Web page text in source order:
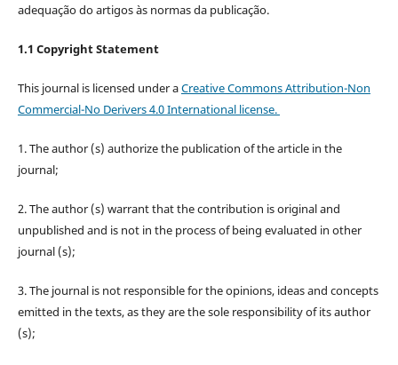
adequação do artigos às normas da publicação.
1.1 Copyright Statement
This journal is licensed under aCreative Commons Attribution-Non
Commercial-No Derivers 4.0 International license.
1. The author (s) authorize the publication of the article in the
journal;
2. The author (s) warrant that the contribution is original and
unpublished and is not in the process of being evaluated in other
journal (s);
3. The journal is not responsible for the opinions, ideas and concepts
emitted in the texts, as they are the sole responsibility of its author
(s);